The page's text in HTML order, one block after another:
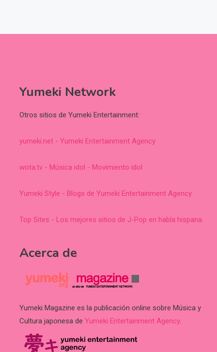
Yumeki Network
Otros sitios de Yumeki Entertainment:
yumeki.net - Yumeki Entertainment Agency
wota.tv - Música idol - Movimiento idol
Yumeki Style - Blogs de Yumeki Entertainment Agency
Top Sites - Los mejores sitios de J-Pop en habla hispana
Acerca de
Yumeki Magazine es la publicación online sobre Música y
Cultura japonesa de Yumeki Entertainment Agency.